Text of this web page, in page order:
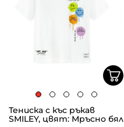
Тениска с къс ръкав
SMILEY, цвят: Мръсно бял